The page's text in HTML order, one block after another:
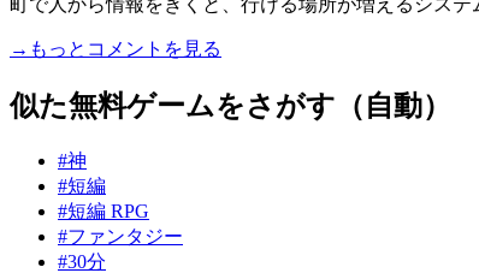
→もっとコメントを見る
似た無料ゲームをさがす（自動）
#神
#短編
#短編 RPG
#ファンタジー
#30分